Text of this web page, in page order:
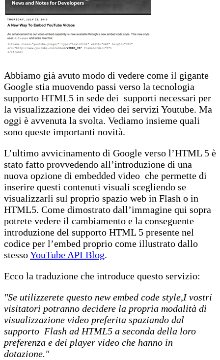
Abbiamo già avuto modo di vedere come il gigante
Google stia muovendo passi verso la tecnologia
supporto HTML5 in sede dei supporti necessari per
la visualizzazione dei video dei servizi Youtube. Ma
oggi è avvenuta la svolta. Vediamo insieme quali
sono queste importanti novità.
L’ultimo avvicinamento di Google verso l’HTML 5 è
stato fatto provvedendo all’introduzione di una
nuova opzione di embedded video che permette di
inserire questi contenuti visuali scegliendo se
visualizzarli sul proprio spazio web in Flash o in
HTML5. Come dimostrato dall’immagine qui sopra
potrete vedere il cambiamento e la conseguente
introduzione del supporto HTML 5 presente nel
codice per l’embed proprio come illustrato dallo
stessoYouTube API Blog.
Ecco la traduzione che introduce questo servizio:
"Se utilizzerete questo new embed code style,I vostri
visitatori potranno decidere la propria modalità di
visualizzazione video preferita spaziando dal
supporto Flash ad HTML5 a seconda della loro
preferenza e dei player video che hanno in
dotazione."